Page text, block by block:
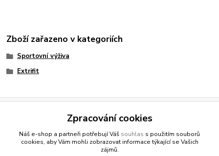
Zboží zařazeno v kategoriích
Sportovní výživa
Extrifit
- ječmen a chlorellaProfitpsa.cz
Artage.cz- výtvarné potřeby
Zpracování cookies
Náš e-shop a partneři potřebují Váš souhlas s použitím souborů
cookies, aby Vám mohli zobrazovat informace týkající se Vašich
zájmů.